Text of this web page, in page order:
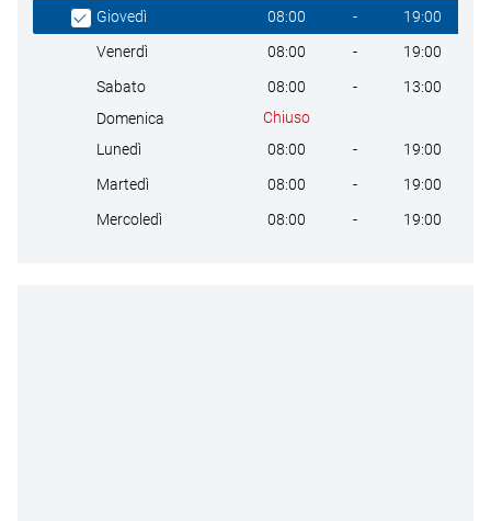
Giorno della settimana
Giovedì 08:00 - 19:00
Venerdì 08:00 - 19:00
Sabato 08:00 -
13:00
Domenica
Chiuso
Lunedì
08:00 - 19:00
Martedì 08:00 - 19:00
Mercoledì 08:00 - 19:00